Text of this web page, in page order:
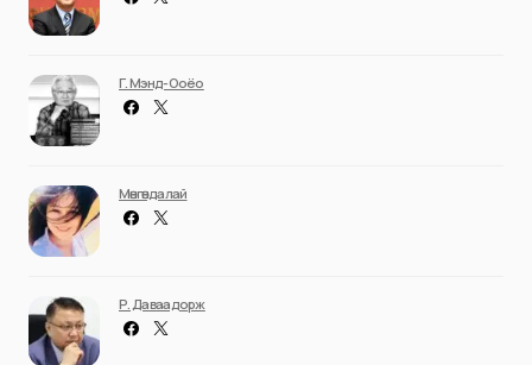
Г. Мэнд-Ооёо
Мөнгөндалай
Р. Даваадорж